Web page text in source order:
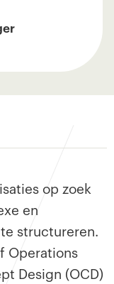
op zoek
en
structureren.
Operations
Design (OCD)